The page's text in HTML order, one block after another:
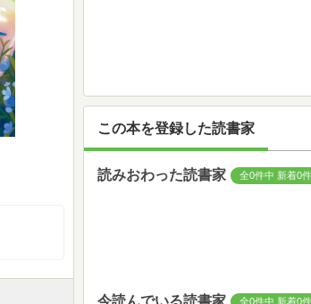
この本を登録した読書家
読みおわった読書家 全0件中 新着0件
今読んでいる読書家 全0件中 新着0件